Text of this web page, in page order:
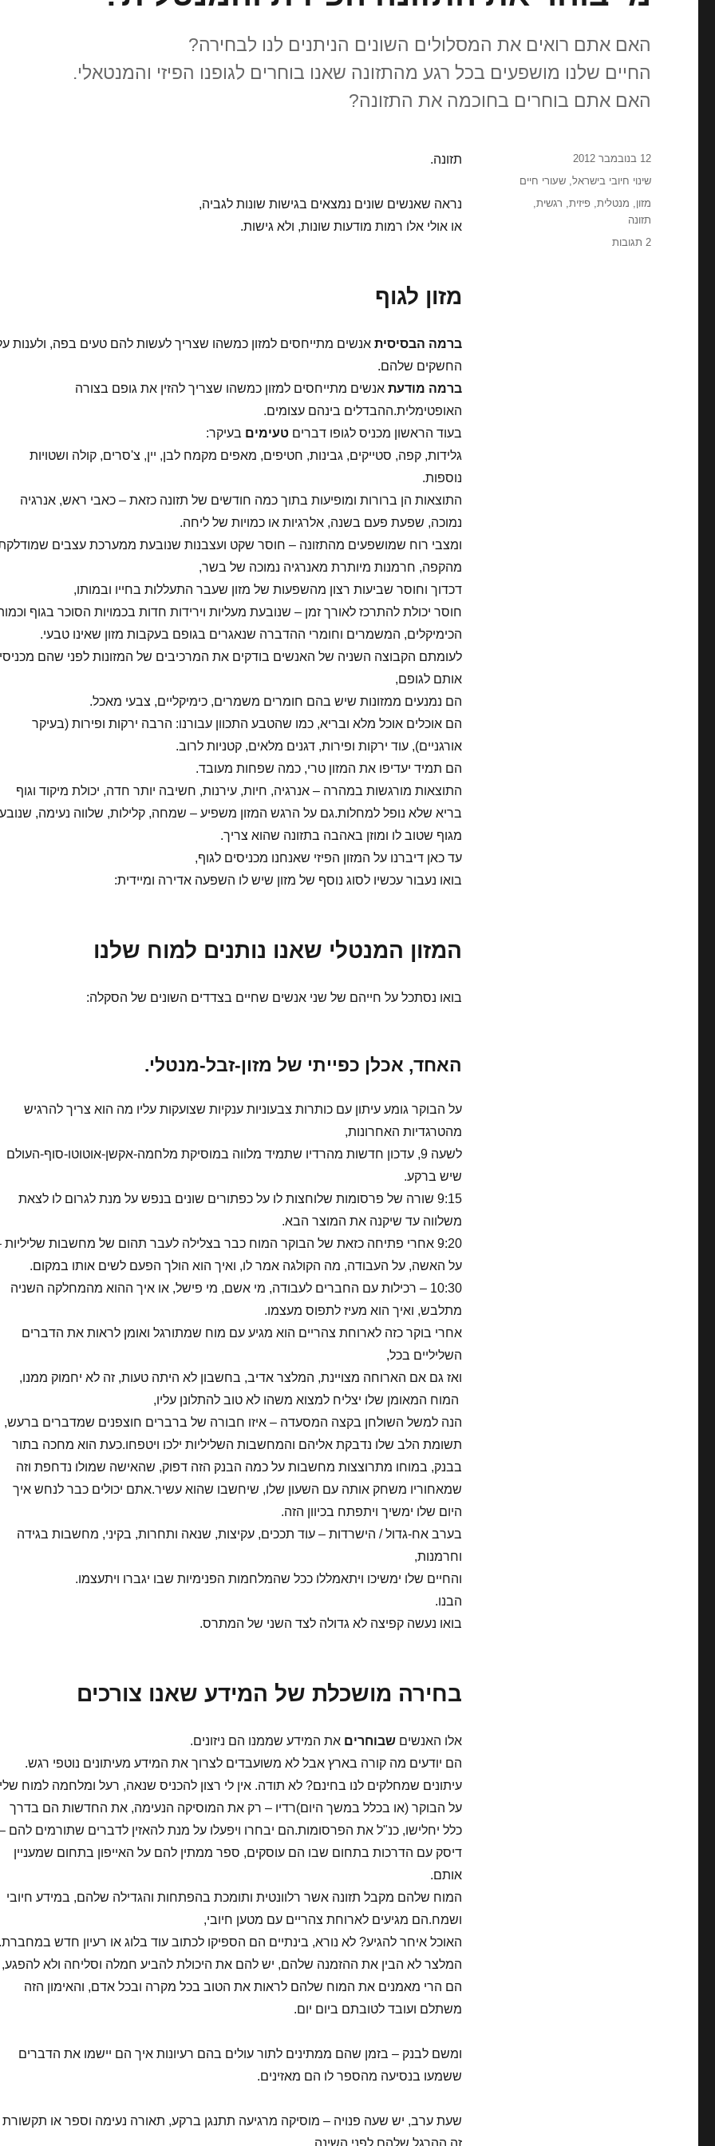
האם אתם רואים את המסלולים השונים הניתנים לנו לבחירה?
החיים שלנו מושפעים בכל רגע מהתזונה שאנו בוחרים לגופנו הפיזי והמנטאלי.
האם אתם בוחרים בחוכמה את התזונה?
תזונה.
נראה שאנשים שונים נמצאים בגישות שונות לגביה,
או אולי אלו רמות מודעות שונות, ולא גישות.
מזון לגוף
ברמה הבסיסית אנשים מתייחסים למזון כמשהו שצריך לעשות להם טעים בפה, ולענות
החשקים שלהם.
ברמה מודעת אנשים מתייחסים למזון כמשהו שצריך להזין את גופם בצורה
האופטימלית.ההבדלים בינהם עצומים.
בעוד הראשון מכניס לגופו דברים טעימים בעיקר:
גלידות, קפה, סטייקים, גבינות, חטיפים, מאפים מקמח לבן, יין, צ'סרים, קולה ושטויות
נוספות.
התוצאות הן ברורות ומופיעות בתוך כמה חודשים של תזונה כזאת – כאבי ראש, אנרגיה
נמוכה, שפעת פעם בשנה, אלרגיות או כמויות של ליחה.
ומצבי רוח שמושפעים מהתזונה – חוסר שקט ועצבנות שנובעת ממערכת עצבים
מהקפה, חרמנות מיותרת מאנרגיה נמוכה של בשר,
דכדוך וחוסר שביעות רצון מהשפעות של מזון שעבר התעללות בחייו ובמותו,
חוסר יכולת להתרכז לאורך זמן – שנובעת מעליות וירידות חדות בכמויות הסוכר בגוף
הכימיקלים, המשמרים וחומרי ההדברה שנאגרים בגופם בעקבות מזון שאינו טבעי.
לעומתם הקבוצה השניה של האנשים בודקים את המרכיבים של המזונות לפני שהם
אותם לגופם,
הם נמנעים ממזונות שיש בהם חומרים משמרים, כימיקליים, צבעי מאכל.
הם אוכלים אוכל מלא ובריא, כמו שהטבע התכוון עבורנו: הרבה ירקות ופירות (בעיקר
אורגניים), עוד ירקות ופירות, דגנים מלאים, קטניות לרוב.
הם תמיד יעדיפו את המזון טרי, כמה שפחות מעובד.
התוצאות מורגשות במהרה – אנרגיה, חיות, עירנות, חשיבה יותר חדה, יכולת מיקוד וגוף
בריא שלא נופל למחלות.גם על הרגש המזון משפיע – שמחה, קלילות, שלווה נעימה,
מגוף שטוב לו ומוזן באהבה בתזונה שהוא צריך.
עד כאן דיברנו על המזון הפיזי שאנחנו מכניסים לגוף,
בואו נעבור עכשיו לסוג נוסף של מזון שיש לו השפעה אדירה ומיידית:
המזון המנטלי שאנו נותנים למוח שלנו
בואו נסתכל על חייהם של שני אנשים שחיים בצדדים השונים של הסקלה:
האחד, אכלן כפייתי של מזון-זבל-מנטלי.
על הבוקר גומע עיתון עם כותרות צבעוניות ענקיות שצועקות עליו מה הוא צריך להרגיש
מהטרגדיות האחרונות,
לשעה 9, עדכון חדשות מהרדיו שתמיד מלווה במוסיקת מלחמה-אקשן-אוטוטו-סוף-העולם
שיש ברקע.
9:15 שורה של פרסומות שלוחצות לו על כפתורים שונים בנפש על מנת לגרום לו לצאת
משלווה עד שיקנה את המוצר הבא.
9:20 אחרי פתיחה כזאת של הבוקר המוח כבר בצלילה לעבר תהום של מחשבות שליליות
על האשה, על העבודה, מה הקולגה אמר לו, ואיך הוא הולך הפעם לשים אותו במקום.
10:30 – רכילות עם החברים לעבודה, מי אשם, מי פישל, או איך ההוא מהמחלקה השניה
מתלבש, ואיך הוא מעיז לתפוס מעצמו.
אחרי בוקר כזה לארוחת צהריים הוא מגיע עם מוח שמתורגל ואומן לראות את הדברים
השליליים בכל,
ואז גם אם הארוחה מצויינת, המלצר אדיב, בחשבון לא היתה טעות, זה לא יחמוק ממנו,
המוח המאומן שלו יצליח למצוא משהו לא טוב להתלונן עליו,
הנה למשל השולחן בקצה המסעדה – איזו חבורה של ברברים חוצפנים שמדברים ברעש,
תשומת הלב שלו נדבקת אליהם והמחשבות השליליות ילכו ויטפחו.כעת הוא מחכה בתור
בבנק, במוחו מתרוצצות מחשבות על כמה הבנק הזה דפוק, שהאישה שמולו נדחפת וזה
שמאחוריו משחק אותה עם השעון שלו, שיחשבו שהוא עשיר.אתם יכולים כבר לנחש איך
היום שלו ימשיך ויתפתח בכיוון הזה.
בערב אח-גדול / הישרדות – עוד תככים, עקיצות, שנאה ותחרות, בקיני, מחשבות בגידה
וחרמנות,
והחיים שלו ימשיכו ויתאמללו ככל שהמלחמות הפנימיות שבו יגברו ויתעצמו.
הבנו.
בואו נעשה קפיצה לא גדולה לצד השני של המתרס.
בחירה מושכלת של המידע שאנו צורכים
אלו האנשים שבוחרים את המידע שממנו הם ניזונים.
הם יודעים מה קורה בארץ אבל לא משועבדים לצרוך את המידע מעיתונים נוטפי רגש.
עיתונים שמחלקים לנו בחינם? לא תודה. אין לי רצון להכניס שנאה, רעל ומלחמה למוח שלי
על הבוקר (או בכלל במשך היום)רדיו – רק את המוסיקה הנעימה, את החדשות הם בדרך
כלל יחלישו, כנ"ל את הפרסומות.הם יבחרו ויפעלו על מנת להאזין לדברים שתורמים להם
דיסק עם הדרכות בתחום שבו הם עוסקים, ספר ממתין להם על האייפון בתחום שמעניין
אותם.
המוח שלהם מקבל תזונה אשר רלוונטית ותומכת בהפתחות והגדילה שלהם, במידע חיובי
ושמח.הם מגיעים לארוחת צהריים עם מטען חיובי,
האוכל איחר להגיע? לא נורא, בינתיים הם הספיקו לכתוב עוד בלוג או רעיון חדש
המלצר לא הבין את ההזמנה שלהם, יש להם את היכולת להביע חמלה וסליחה ולא להפגע,
הם הרי מאמנים את המוח שלהם לראות את הטוב בכל מקרה ובכל אדם, והאימון הזה
משתלם ועובד לטובתם ביום יום.
ומשם לבנק – בזמן שהם ממתינים לתור עולים בהם רעיונות איך הם יישמו את הדברים
ששמעו בנסיעה מהספר לו הם מאזינים.
שעת ערב, יש שעה פנויה – מוסיקה מרגיעה תתנגן ברקע, תאורה נעימה וספר או תקשורת
זה ההרגל שלהם לפני השינה.
פורסם
12 בנובמבר 2012
קטגוריות
שינוי חיובי בישראל,שעורי חיים
תגיות
מזון, מנטלית,פיזית, רגשית,
תזונה
2 תגובות
על